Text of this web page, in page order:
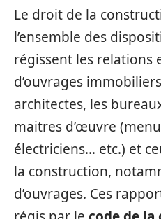
Le droit de la
l’ensemble des
régissent les relations
d’ouvrages
architectes, les
maitres d’œuvre
électriciens… etc.) et
la construction,
d’ouvrages. Ces